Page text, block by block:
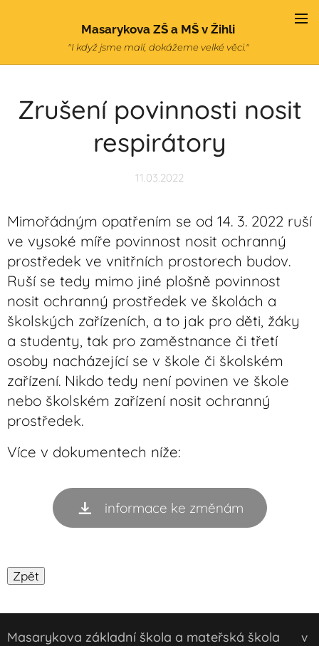
Masarykova ZŠ a MŠ v Žihli
"I když jsme malí, dokážeme velké věci."
Zrušení povinnosti nosit
respirátory
11.03.2022
Mimořádným opatřením se od 14. 3. 2022 ruší
ve vysoké míře povinnost nosit ochranný
prostředek ve vnitřních prostorech budov.
Ruší se tedy mimo jiné plošně povinnost
nosit ochranný prostředek ve školách a
školských zařízeních, a to jak pro děti, žáky
a studenty, tak pro zaměstnance či třetí
osoby nacházející se v škole či školském
zařízení. Nikdo tedy není povinen ve škole
nebo školském zařízení nosit ochranný
prostředek.
Více v dokumentech níže:
informace ke změnám
Masarykova základní škola a mateřská škola v